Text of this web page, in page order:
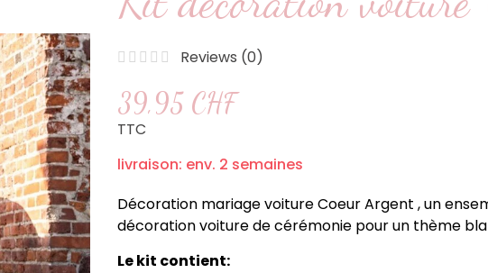
Reviews (0)
39,95 CHF
TTC
livraison: env. 2 semaines
Décoration mariage voiture Coeur Argent , un
décoration voiture de cérémonie pour un thème
Le kit contient: